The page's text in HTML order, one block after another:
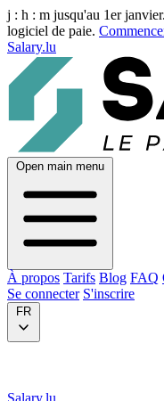
j : h : m jusqu'au 1er
logiciel de paie.
Salary.lu
Open main menu
À propos Tarifs Blog FAQ
Se connecter S'inscrire
FR
Salary.lu